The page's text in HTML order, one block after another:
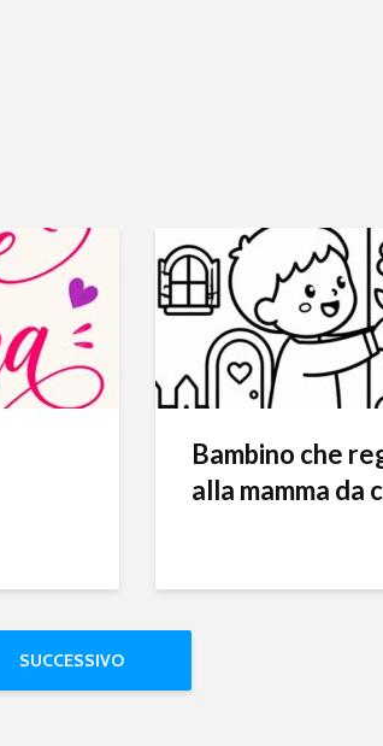
Bambino che
alla mamma da
SUCCESSIVO